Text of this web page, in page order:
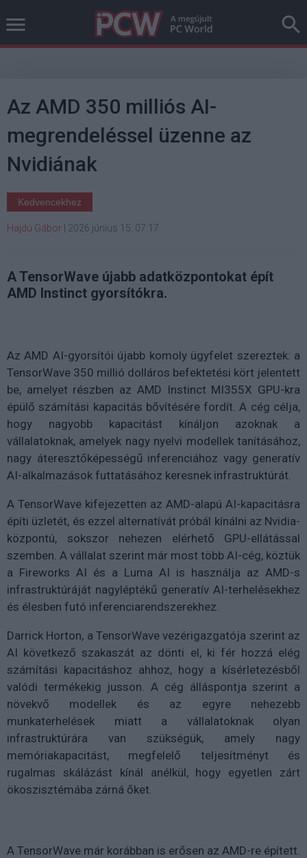
Az AMD 350 milliós AI-
megrendeléssel üzenne az
Nvidiának
Kedvencekhez
Hajdú Gábor 2026 június 15. 07:17
A TensorWave újabb adatközpontokat épít
AMD Instinct gyorsítókra.
Az AMD AI-gyorsítói újabb komoly ügyfelet szereztek: a
TensorWave 350 millió dolláros befektetési kört jelentett
be, amelyet részben az AMD Instinct MI355X GPU-kra
épülő számítási kapacitás bővítésére fordít. A cég célja,
hogy nagyobb kapacitást kínáljon azoknak a
vállalatoknak, amelyek nagy nyelvi modellek tanításához,
nagy áteresztőképességű inferenciához vagy generatív
AI-alkalmazások futtatásához keresnek infrastruktúrát.
A TensorWave kifejezetten az AMD-alapú AI-kapacitásra
építi üzletét, és ezzel alternatívát próbál kínálni az Nvidia-
központú, sokszor nehezen elérhető GPU-ellátással
szemben. A vállalat szerint már most több AI-cég, köztük
a Fireworks AI és a Luma AI is használja az AMD-s
infrastruktúráját nagyléptékű generatív AI-terhelésekhez
és élesben futó inferenciarendszerekhez.
Darrick Horton, a TensorWave vezérigazgatója szerint az
AI következő szakaszát az dönti el, ki fér hozzá elég
számítási kapacitáshoz ahhoz, hogy a kísérletezésből
valódi termékekig jusson. A cég álláspontja szerint a
növekvő modellek és az egyre nehezebb
munkaterhelések miatt a vállalatoknak olyan
infrastruktúrára van szükségük, amely nagy
memóriakapacitást, megfelelő teljesítményt és
rugalmas skálázást kínál anélkül, hogy egyetlen zárt
ökoszisztémába zárná őket.
A TensorWave már korábban is erősen az AMD-re épített.